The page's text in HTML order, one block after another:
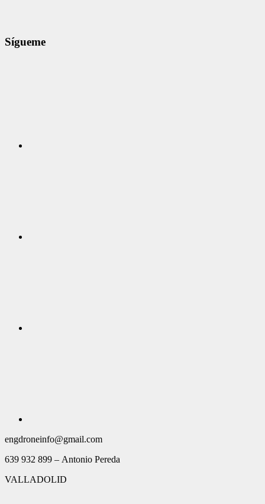
Sígueme
engdroneinfo@gmail.com
639 932 899 – Antonio Pereda
VALLADOLID